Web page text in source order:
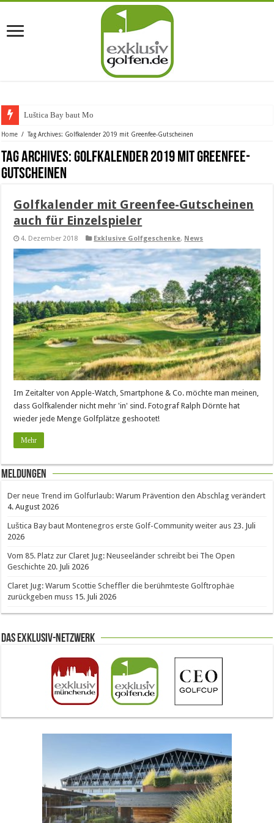
Luštica Bay baut Montene
Home / Tag Archives: Golfkalender 2019 mit Greenfee-Gutscheinen
Tag Archives:Golfkalender 2019 mit Greenfee-
Gutscheinen
Golfkalender mit Greenfee-Gutscheinen
auch für Einzelspieler
4. Dezember 2018 Exklusive Golfgeschenke, News
Im Zeitalter von Apple-Watch, Smartphone & Co. möchte man meinen,
dass Golfkalender nicht mehr 'in' sind. Fotograf Ralph Dörnte hat
wieder jede Menge Golfplätze geshootet!
Mehr
Meldungen
Der neue Trend im Golfurlaub: Warum Prävention den Abschlag verändert
4. August 2026
Luštica Bay baut Montenegros erste Golf-Community weiter aus 23. Juli
2026
Vom 85. Platz zur Claret Jug: Neuseeländer schreibt bei The Open
Geschichte 20. Juli 2026
Claret Jug: Warum Scottie Scheffler die berühmteste Golftrophäe
zurückgeben muss 15. Juli 2026
Das Exklusiv-Netzwerk